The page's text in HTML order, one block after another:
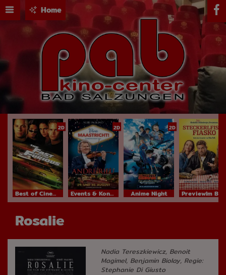
Home
2D
Best of Cinema
2D
Events & Konzerte
2D
Anime Night
Rosalie
Nadia Tereszkiewicz, Benoit
Magimel, Benjamin Biolay, Regie:
Stephanie Di Giusto